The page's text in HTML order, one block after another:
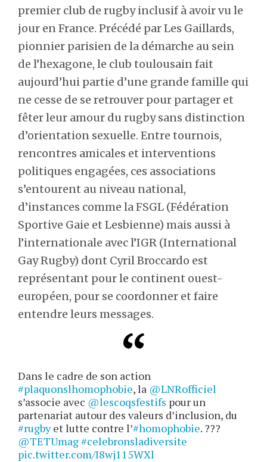
premier club de rugby inclusif à avoir vu le
jour en France. Précédé par Les Gaillards,
pionnier parisien de la démarche au sein
de l’hexagone, le club toulousain fait
aujourd’hui partie d’une grande famille qui
ne cesse de se retrouver pour partager et
fêter leur amour du rugby sans distinction
d’orientation sexuelle. Entre tournois,
rencontres amicales et interventions
politiques engagées, ces associations
s’entourent au niveau national,
d’instances comme la FSGL (Fédération
Sportive Gaie et Lesbienne) mais aussi à
l’internationale avec l’IGR (International
Gay Rugby) dont Cyril Broccardo est
représentant pour le continent ouest-
européen, pour se coordonner et faire
entendre leurs messages.
Dans le cadre de son action
#plaquonslhomophobie, la @LNRofficiel
s’associe avec @lescoqsfestifs pour un
partenariat autour des valeurs d’inclusion, du
#rugbyet lutte contre l’#homophobie. ??️‍?
@TETUmag#celebronsladiversite
pic.twitter.com/I8wj115WXl